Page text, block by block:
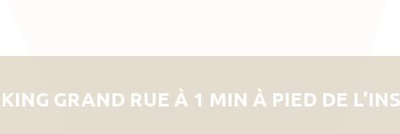
GRAND RUE À 1 MIN À PIED DE